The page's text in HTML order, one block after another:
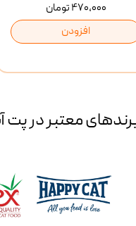
۴۷۰,۰۰۰ تومان
افزودن
معتبر در پت